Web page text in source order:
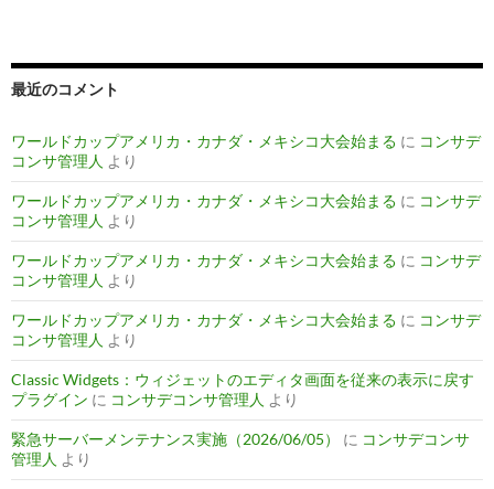
最近のコメント
ワールドカップアメリカ・カナダ・メキシコ大会始まる に コンサデ
コンサ管理人 より
ワールドカップアメリカ・カナダ・メキシコ大会始まる に コンサデ
コンサ管理人 より
ワールドカップアメリカ・カナダ・メキシコ大会始まる に コンサデ
コンサ管理人 より
ワールドカップアメリカ・カナダ・メキシコ大会始まる に コンサデ
コンサ管理人 より
Classic Widgets：ウィジェットのエディタ画面を従来の表示に戻す
プラグイン に コンサデコンサ管理人 より
緊急サーバーメンテナンス実施（2026/06/05） に コンサデコンサ
管理人 より